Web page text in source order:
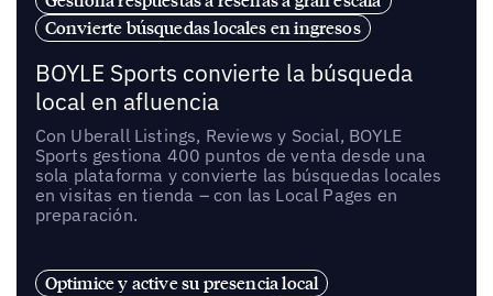
Convierte búsquedas locales en ingresos
BOYLE Sports convierte la búsqueda
local en afluencia
Con Uberall Listings, Reviews y Social, BOYLE
Sports gestiona 400 puntos de venta desde una
sola plataforma y convierte las búsquedas locales
en visitas en tienda – con las Local Pages en
preparación.
Optimice y active su presencia local